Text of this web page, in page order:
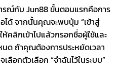
รณ์กับ Jun88 ขั้นตอนแรกคือการ
ได้ จากนั้นคุณจะพบปุ่ม “เข้าสู่
คลิกเข้าไปแล้วกรอกชื่อผู้ใช้และ
ด ถ้าคุณต้องการประหยัดเวลา
ลือกตัวเลือก “จำฉันไว้ในระบบ”